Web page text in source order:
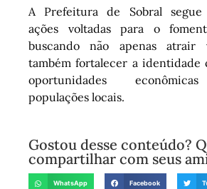
A Prefeitura de Sobral segue
ações voltadas para o
buscando não apenas atrair
também fortalecer a identidade
oportunidades
populações locais.
Gostou desse conteúdo?
compartilhar com seus
WhatsApp Facebook